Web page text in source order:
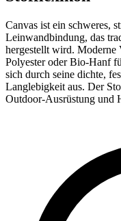
Canvas ist ein schweres,
Leinwandbindung, das
hergestellt wird. Moderne
Polyester oder Bio-Hanf
sich durch seine dichte,
Langlebigkeit aus. Der
Outdoor-Ausrüstung und